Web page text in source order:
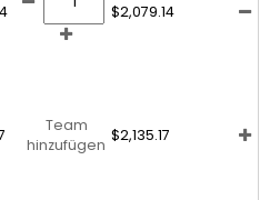
$2,079.14
Team
hinzufügen
$2,135.17